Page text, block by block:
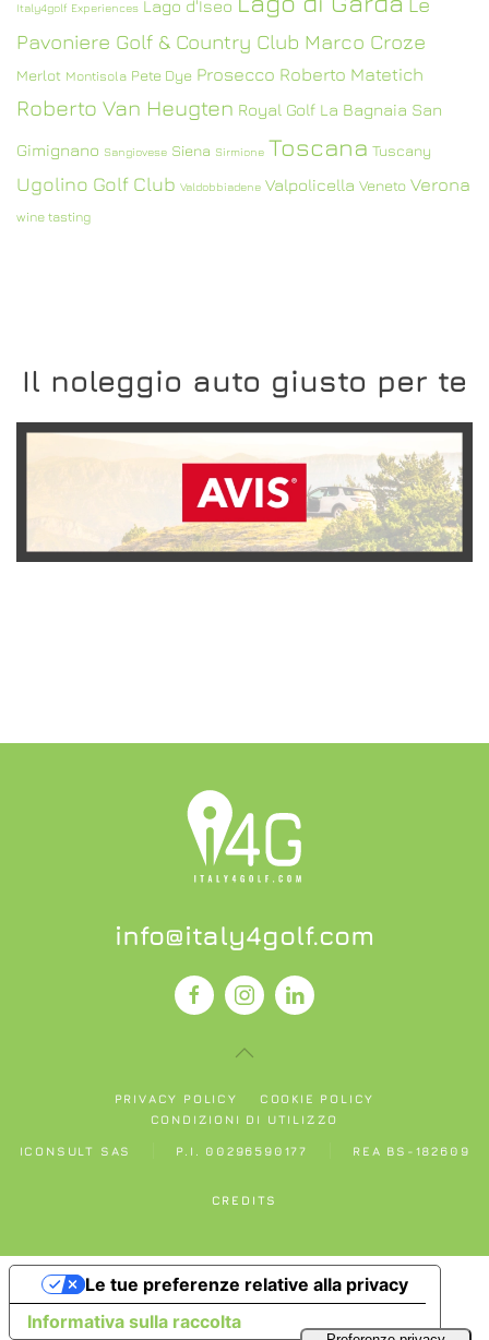
Italy4golf Experiences Lago d'Iseo
Pavoniere Golf & Country Club Marco Croze
Merlot Montisola Pete Dye Prosecco Roberto Matetich
Roberto Van Heugten Royal Golf La Bagnaia San
Gimignano Sangiovese Siena Sirmione Toscana Tuscany
Ugolino Golf Club Valdobbiadene Valpolicella Veneto Verona
wine tasting
Il noleggio auto giusto per te
SCOPRI L'OFFERTA
info@italy4golf.com
PRIVACY POLICY
COOKIE POLICY
CONDIZIONI DI UTILIZZO
ICONSULT SAS P.I. 00296590177 REA BS-182609
CREDITS
Informativa sulla raccolta
Le tue preferenze relative alla privacy